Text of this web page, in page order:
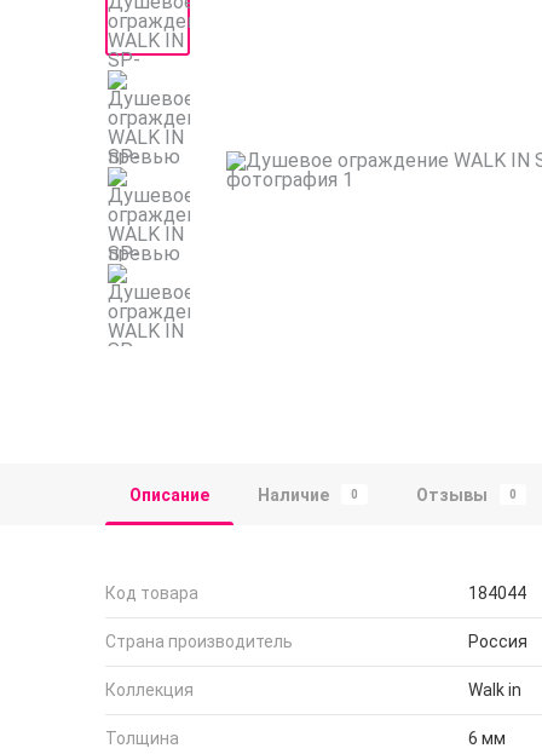
Описание Наличие 0 Отзывы 0
Код товара 184044
Страна производитель Россия
Коллекция Walk in
Толщина 6 мм